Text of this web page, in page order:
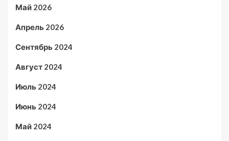
Май 2026
Апрель 2026
Сентябрь 2024
Август 2024
Июль 2024
Июнь 2024
Май 2024